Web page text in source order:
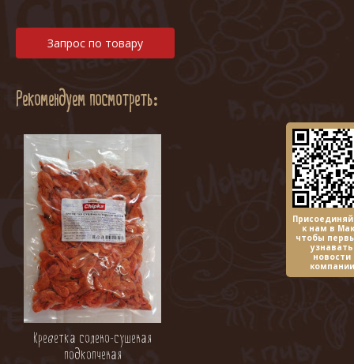
к нам в
чтобы
узнавать
новости
компании
Запрос по товару
Рекомендуем посмотреть:
Креветка солено-сушеная
подкопченая